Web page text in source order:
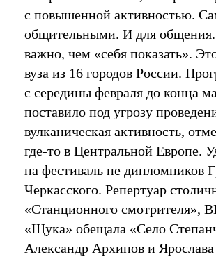
с повышенной активностью.
общительными. И для общения.
важно, чем «себя показать».
вуза из 16 городов России.
с середины февраля до конца
поставило под угрозу
вулканическая активность,
где-то в Центральной Европе.
на фестиваль не дипломников
Черкасского. Репертуар
«Станционного
«Щука» обещала «Село
Александр Архипов и